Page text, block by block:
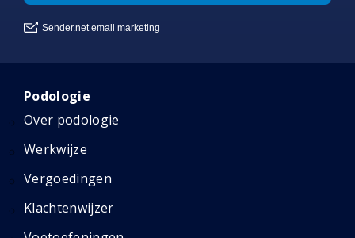
Podologie
Over podologie
Werkwijze
Vergoedingen
Klachtenwijzer